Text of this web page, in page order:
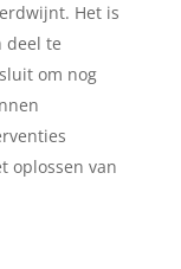
Het is
deel te
om nog
oplossen van